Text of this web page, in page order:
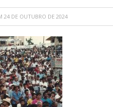
24 DE OUTUBRO DE 2024